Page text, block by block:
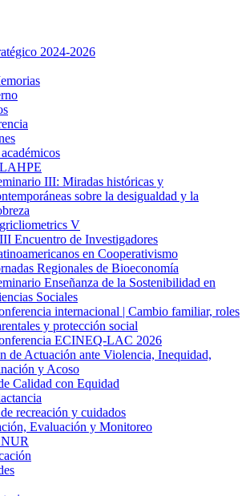
2024-2026
III: Miradas históricas y
sobre la desigualdad y la
V
Encuentro de Investigadores
en Cooperativismo
Regionales de Bioeconomía
Enseñanza de la Sostenibilidad en
Sociales
internacional | Cambio familiar, roles
y protección social
ECINEQ-LAC 2026
de Actuación ante Violencia, Inequidad,
y Acoso
Calidad con Equidad
recreación y cuidados
Evaluación y Monitoreo